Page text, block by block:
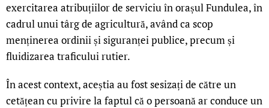
exercitarea atribuțiilor de serviciu în orașul Fundulea, în
cadrul unui târg de agricultură, având ca scop
menținerea ordinii și siguranței publice, precum și
fluidizarea traficului rutier.
În acest context, aceștia au fost sesizați de către un
cetățean cu privire la faptul că o persoană ar conduce un